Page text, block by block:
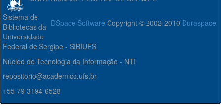
DSpace Software Copyright © 2002-2010 Duraspace
Sistema de
Bibliotecas da
Universidade
Federal de Sergipe - SIBIUFS
Núcleo de Tecnologia da Informação - NTI
repositorio@academico.ufs.br
+55 79 3194-6528